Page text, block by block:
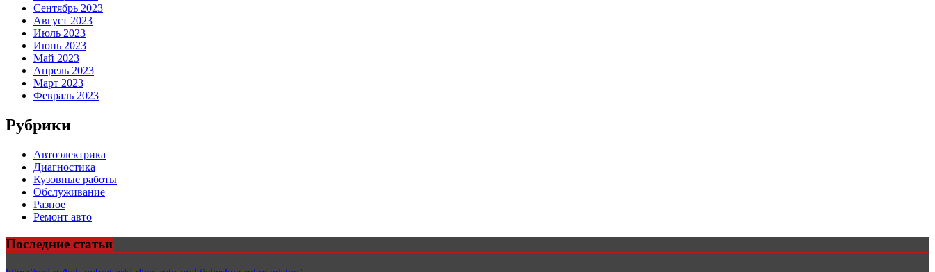
Сентябрь 2023
Август 2023
Июль 2023
Июнь 2023
Май 2023
Апрель 2023
Март 2023
Февраль 2023
Рубрики
Автоэлектрика
Диагностика
Кузовные работы
Обслуживание
Разное
Ремонт авто
Последние статьи